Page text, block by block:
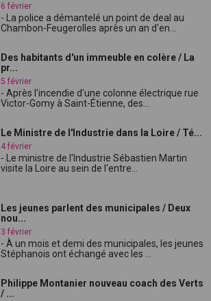
6 février
- La police a démantelé un point de deal au
Chambon-Feugerolles après un an d'en...
Des habitants d'un immeuble en colère / La
pr...
5 février
- Après l'incendie d'une colonne électrique rue
Victor-Gomy à Saint-Étienne, des...
Le Ministre de l'Industrie dans la Loire / Té...
4 février
- Le ministre de l'Industrie Sébastien Martin
visite la Loire au sein de l'entre...
Les jeunes parlent des municipales / Deux
nou...
3 février
- À un mois et demi des municipales, les jeunes
Stéphanois ont échangé avec les ...
Philippe Montanier nouveau coach des Verts
/ ...